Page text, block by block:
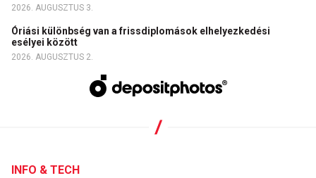
2026. AUGUSZTUS 3.
Óriási különbség van a frissdiplomások elhelyezkedési
esélyei között
2026. AUGUSZTUS 2.
INFO & TECH